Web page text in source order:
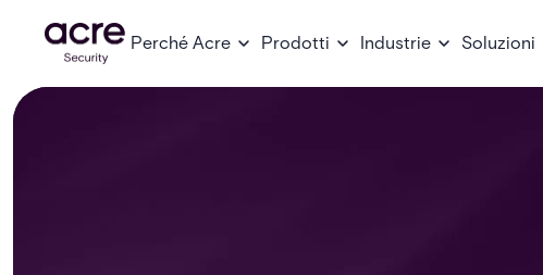
Perché Acre Prodotti Industrie Soluzioni